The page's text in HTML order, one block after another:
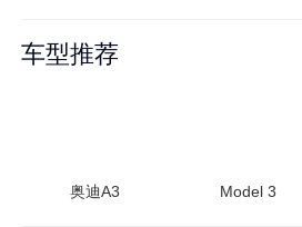
车型推荐
奥迪A3 Model 3